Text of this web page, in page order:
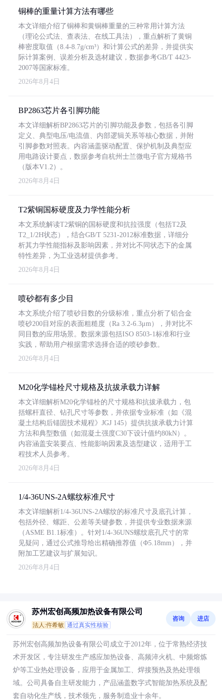
铜棒的重量计算方法有哪些
本文详细介绍了铜棒和黄铜棒重量的三种常用计算方法
（理论公式法、查表法、在线工具法），重点解析了黄铜
棒密度取值（8.4-8.7g/cm³）和计算公式的差异，并提供实
际计算案例、误差分析及选材建议，数据参考GB/T 4423-
2007等国家标准。
2026年8月4日
BP2863芯片各引脚功能
本文详细解析BP2863芯片的引脚功能及参数，包括各引脚
定义、典型电压/电流值、内部逻辑关系等核心数据，并附
引脚参数对照表。内容涵盖驱动配置、保护机制及典型应
用电路设计要点，数据参考自杭州士兰微电子官方规格书
（版本V1.2）。
2026年8月4日
T2紫铜国标硬度及力学性能分析
本文系统解读T2紫铜的国标硬度和抗拉强度（包括T2及
T2_1/2H状态），结合GB/T 5231-2012标准数据，详细分
析其力学性能指标及影响因素，并对比不同状态下的金属
特性差异，为工业选材提供参考。
2026年8月4日
喷砂都有多少目
本文系统介绍了喷砂目数的分级标准，重点分析了铝合金
喷砂200目对应的表面粗糙度（Ra 3.2-6.3μm），并对比不
同目数的应用场景。数据来源包括ISO 8503-1标准和行业
实践，帮助用户根据需求选择合适的喷砂参数。
2026年8月4日
M20化学锚栓尺寸规格及抗拔承载力详解
本文详细解析M20化学锚栓的尺寸规格和抗拔承载力，包
括螺杆直径、钻孔尺寸等参数，并依据专业标准（如《混
凝土结构后锚固技术规程》JGJ 145）提供抗拔承载力计算
方法和典型数值（如混凝土强度C30下设计值约80kN）。
内容涵盖安装要点、性能影响因素及选型建议，适用于工
程技术人员参考。
2026年8月4日
1/4-36UNS-2A螺纹标准尺寸
本文详细解析1/4-36UNS-2A螺纹的标准尺寸及底孔计算，
包括外径、螺距、公差等关键参数，并提供专业数据来源
（ASME B1.1标准）。针对1/4-36UNS螺纹底孔尺寸的常
见疑问，通过公式推导给出精确推荐值（Φ5.18mm），并
附加工艺建议与扩展知识。
2026年8月4日
苏州宏创高频加热设备有限公司
法人:仵希敏 通过真实性核验
咨询 进店
苏州宏创高频加热设备有限公司成立于2012年，位于常熟经济技
术开发区，专注研发生产感应加热设备、高频淬火机、中频熔炼
炉等工业热处理设备，应用于金属加工、焊接预热及热处理领
域。公司具备自主研发能力，产品涵盖数字式智能加热系统及配
套自动化生产线，技术领先，服务制造业十余年。